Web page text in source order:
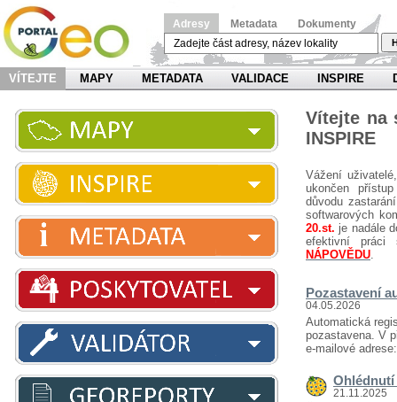
Adresy Metadata Dokumenty
VÍTEJTE MAPY METADATA VALIDACE INSPIRE
Vítejte na
INSPIRE
Vážení
ukončen
důvodu
softwarových
20.st. je nadále
efektivní práci
NÁPOVĚDU.
Pozastavení
04.05.2026
Automatická
pozastavena. V
e-mailové
Ohlédnutí
21.11.2025